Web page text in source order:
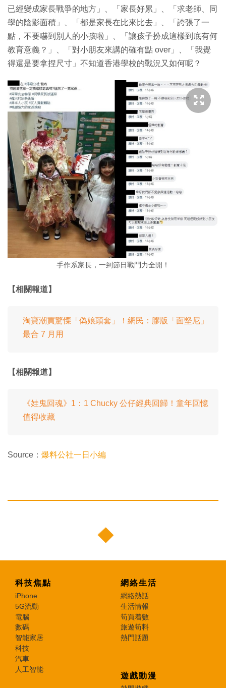
已經變成家長戰爭的地方」、「家長好累」、「求老師、同
學的陰影面積」、「都是家長在比來比去」、「誇張了一
點，不要嚇到別人的小孩啦」、「讓孩子扮成這樣到底有何
教育意義？」、「對小朋友來講的確有點 over」、「我覺
得還是要拿捏尺寸」不知道香港學校的戰況又如何呢？
手作系家長，一到節日戰鬥力全開！
【相關報道】
淘寶潮買驚慄「偽娘頭套」！網民：膠版「面堅尼」
最合 7 月用
【相關報道】
《娃鬼回魂》1：1 Chucky 公仔經典回歸！童年回憶
值得收藏
Source： 爆料公社一日小編
科技焦點
iPhone
5G流動
電腦
數碼
智能家居
科技
汽車
人工智能
網絡生活
網絡熱話
生活情報
筍買着數
旅遊筍料
熱門話題
遊戲動漫